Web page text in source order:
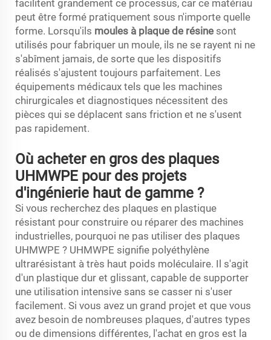
facilitent grandement ce processus, car ce matériau
peut être formé pratiquement sous n'importe quelle
forme. Lorsqu'ils moules à plaque de résine sont
utilisés pour fabriquer un moule, ils ne se rayent ni ne
s'abîment jamais, de sorte que les dispositifs
réalisés s'ajustent toujours parfaitement. Les
équipements médicaux tels que les machines
chirurgicales et diagnostiques nécessitent des
pièces qui se déplacent sans friction et ne s'usent
pas rapidement.
Où acheter en gros des plaques
UHMWPE pour des projets
d'ingénierie haut de gamme ?
Si vous recherchez des plaques en plastique
résistant pour construire ou réparer des machines
industrielles, pourquoi ne pas utiliser des plaques
UHMWPE ? UHMWPE signifie polyéthylène
ultrarésistant à très haut poids moléculaire. Il s'agit
d'un plastique dur et glissant, capable de supporter
une utilisation intensive sans se casser ni s'user
facilement. Si vous avez un grand projet et que vous
avez besoin de nombreuses plaques, d'autres types
ou de dimensions différentes, l'achat en gros est la